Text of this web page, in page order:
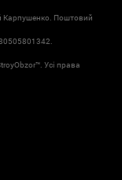
Карпушенко. Поштовий
Усі права